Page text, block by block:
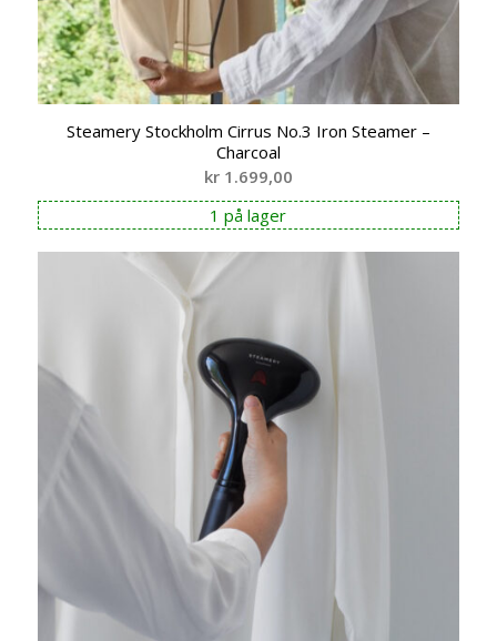
Steamery Stockholm Cirrus No.3 Iron Steamer –
Charcoal
kr1.699,00
1 på lager